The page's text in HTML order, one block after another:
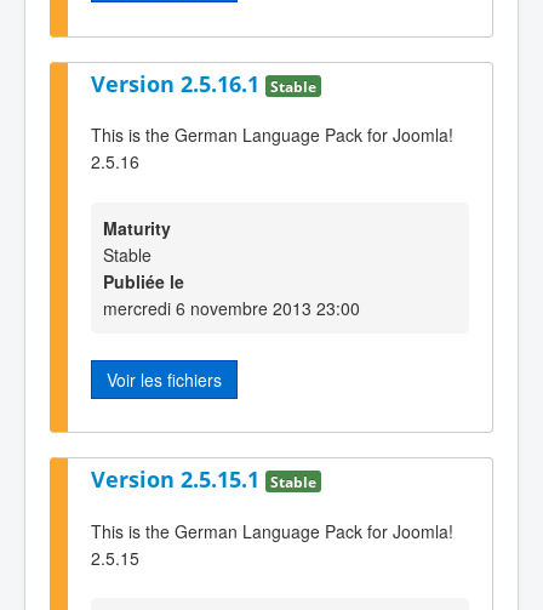
Version 2.5.16.1 Stable
This is the German Language Pack for Joomla!
2.5.16
Maturity
Stable
Publiée le
mercredi 6 novembre 2013 23:00
Voir les fichiers
Version 2.5.15.1 Stable
This is the German Language Pack for Joomla!
2.5.15